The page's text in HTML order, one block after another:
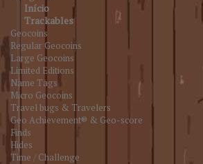
Início
Trackables
Geocoins
Regular Geocoins
Large Geocoins
Limited Editions
Name Tags
Micro Geocoins
Travel bugs & Travelers
Geo Achievement® & Geo-score
Finds
Hides
Time / Challenge